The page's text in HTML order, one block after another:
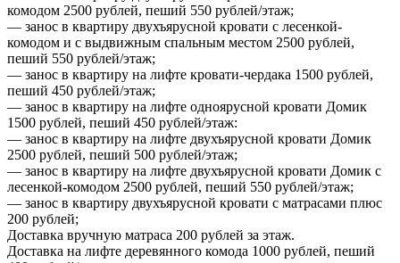
комодом 2500 рублей, пеший 550 рублей/этаж;
— занос в квартиру двухъярусной кровати с лесенкой-
комодом и с выдвижным спальным местом 2500 рублей,
пеший 550 рублей/этаж;
— занос в квартиру на лифте кровати-чердака 1500 рублей,
пеший 450 рублей/этаж;
— занос в квартиру на лифте одноярусной кровати Домик
1500 рублей, пеший 450 рублей/этаж:
— занос в квартиру на лифте двухъярусной кровати Домик
2500 рублей, пеший 500 рублей/этаж;
— занос в квартиру на лифте двухъярусной кровати Домик с
лесенкой-комодом 2500 рублей, пеший 550 рублей/этаж;
— занос в квартиру двухъярусной кровати с матрасами плюс
200 рублей;
Доставка вручную матраса 200 рублей за этаж.
Доставка на лифте деревянного комода 1000 рублей, пеший